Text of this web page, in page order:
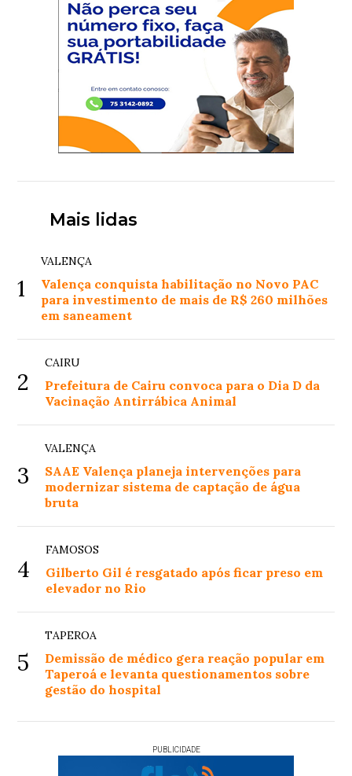
Mais lidas
1
VALENÇA
Valença conquista habilitação no Novo PAC
para investimento de mais de R$ 260 milhões
em saneament
2
CAIRU
Prefeitura de Cairu convoca para o Dia D da
Vacinação Antirrábica Animal
3
VALENÇA
SAAE Valença planeja intervenções para
modernizar sistema de captação de água
bruta
4
FAMOSOS
Gilberto Gil é resgatado após ficar preso em
elevador no Rio
5
TAPEROA
Demissão de médico gera reação popular em
Taperoá e levanta questionamentos sobre
gestão do hospital
PUBLICIDADE